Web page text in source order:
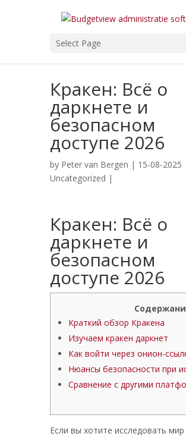
Select Page
Кракен: Всё о
даркнете и
безопасном
доступе 2026
by Peter van Bergen | 15-08-2025
Uncategorized |
Кракен: Всё о
даркнете и
безопасном
доступе 2026
Краткий обзор Кракена
Изучаем кракен даркнет
Как войти через онион-
Нюансы безопасности при
Сравнение с другими
Если вы хотите исследовать мир